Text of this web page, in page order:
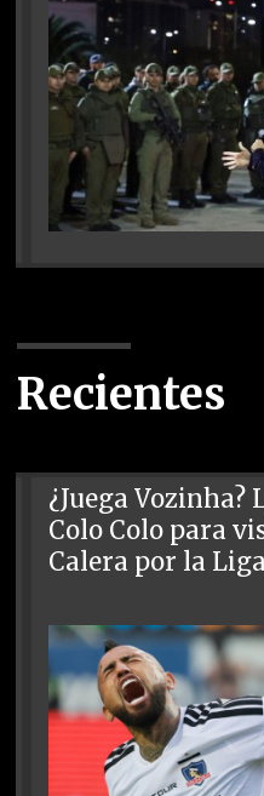
Recientes
¿Juega
Colo Colo para
Calera por la